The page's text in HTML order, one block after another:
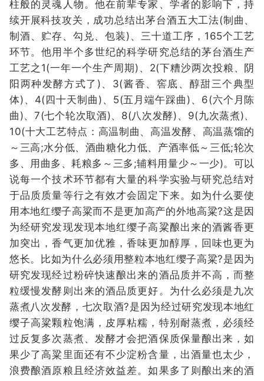
柱般的灵魂人物。他在前辈专家、学者的影响下，持
续开展科技攻关，成功总结出茅台酒五大工法(制曲、
制酒、贮存、勾兑、包装)、三十道工序，165个工艺
环节。他用半个多世纪的科学研究总结的茅台酒生产
工艺之1(一年一个生产周期)、2(下糟沙两次投粮、阴
阳两种发酵方式了)、3(酱香、窖底、醇甜三个典型
体)、4(四十天制曲)、5(五月端午踩曲)、6(六个月陈
曲)、7(七个轮次取酒)、8(八次发酵)、9(九次蒸煮)、
10(十大工艺特点：高温制曲、高温发酵、高温蒸馏的
～三高;水分低、酒曲糖化力低、产酒率低～三低;轮次
多、用曲多、耗粮多～三多;辅料用量少～一少)。可以
说每一个技术环节都有大量的科学实验与研究总结对
于品质质量等行之有效才会固定下来。如为什么要使
用本地红缨子高粱而不是更加高产的外地高粱?这是因
为经研究发现发现本地红缨子高粱酿出来的酒酱香更
加突出，香气更加优雅，香味更加醇厚，回味也更为
悠长。比如为什么必须用整粒本地红缨子高粱?是因为
研究发现经过粉碎快速酿出来的酒品质并不高，而整
粒缓慢发酵则出来的酒品质更好。为什么必须是九次
蒸煮八次发酵，七次取酒?是因为经过研究发现本地红
缨子高粱颗粒饱满，皮厚粘糯，特别耐蒸煮，必须经
过反复多次蒸煮、发酵才会把酒保质保量酿出来，如
果少了高粱里面还有不少淀粉含量，出酒量也太少，
浪费酿酒原粮且经济效益差。如果多了则酿出来的酒